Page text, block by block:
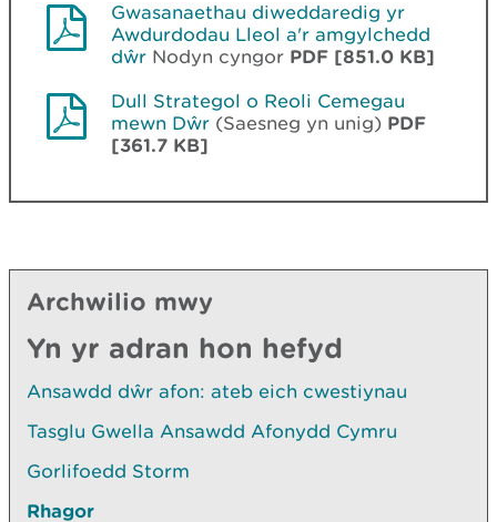
Gwasanaethau diweddaredig yr
Awdurdodau Lleol a'r amgylchedd
dŵr Nodyn cyngor PDF [851.0 KB]
Dull Strategol o Reoli Cemegau
mewn Dŵr (Saesneg yn unig) PDF
[361.7 KB]
Archwilio mwy
Yn yr adran hon hefyd
Ansawdd dŵr afon: ateb eich cwestiynau
Tasglu Gwella Ansawdd Afonydd Cymru
Gorlifoedd Storm
Rhagor